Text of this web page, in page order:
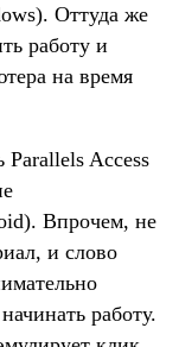
Оттуда же
работу и
на время
Parallels Access
Впрочем, не
и слово
работу.